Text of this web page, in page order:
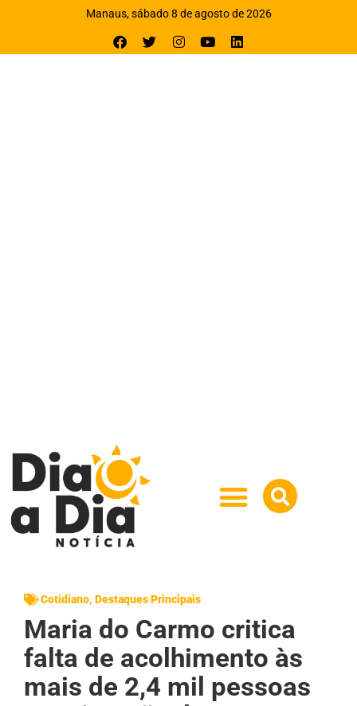
Manaus, sábado 8 de agosto de 2026
Cotidiano, Destaques Principais
Maria do Carmo critica
falta de acolhimento às
mais de 2,4 mil pessoas